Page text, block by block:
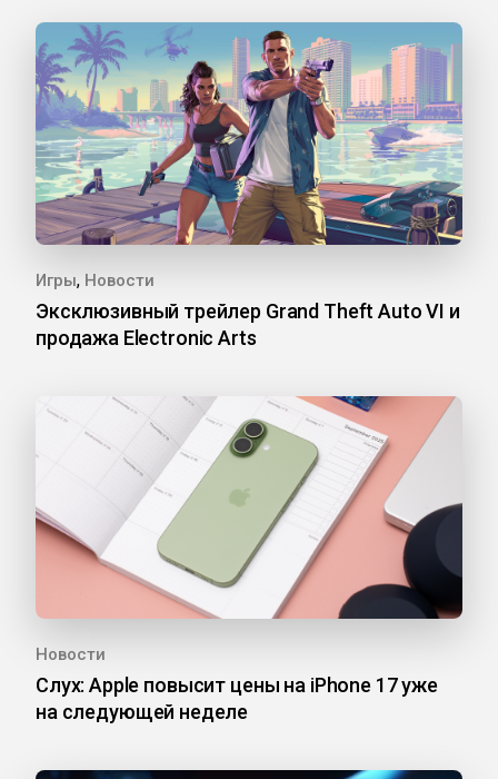
Игры, Новости
Эксклюзивный трейлер Grand Theft Auto VI и
продажа Electronic Arts
Новости
Слух: Apple повысит цены на iPhone 17 уже
на следующей неделе